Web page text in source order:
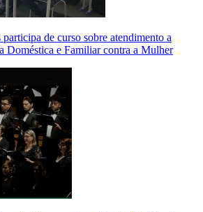
de curso sobre atendimento a
Doméstica e Familiar contra a Mulher